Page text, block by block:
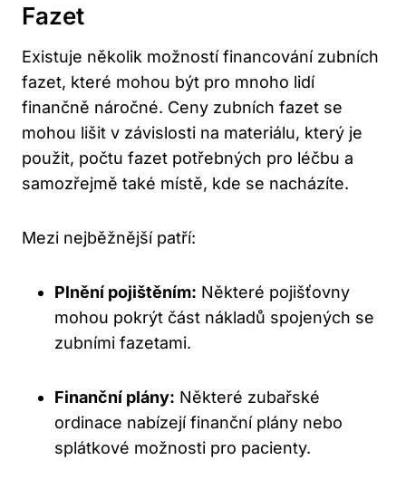
Fazet
Existuje několik možností financování zubních
fazet, které mohou být pro mnoho lidí
finančně náročné. Ceny zubních fazet se
mohou lišit v závislosti na materiálu, který je
použit, počtu fazet potřebných pro léčbu a
samozřejmě také místě, kde se nacházíte.
Mezi nejběžnější patří:
Plnění pojištěním: Některé pojišťovny
mohou pokrýt část nákladů spojených se
zubními fazetami.
Finanční plány: Některé zubařské
ordinace nabízejí finanční plány nebo
splátkové možnosti pro pacienty.